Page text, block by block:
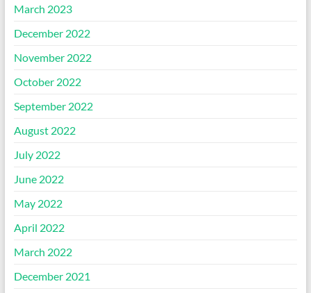
March 2023
December 2022
November 2022
October 2022
September 2022
August 2022
July 2022
June 2022
May 2022
April 2022
March 2022
December 2021